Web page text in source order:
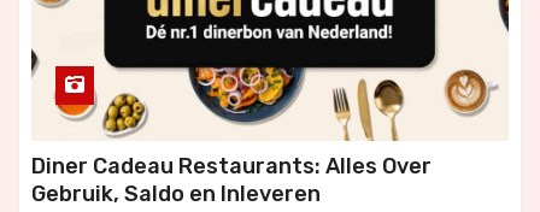
Diner Cadeau Restaurants: Alles Over
Gebruik, Saldo en Inleveren